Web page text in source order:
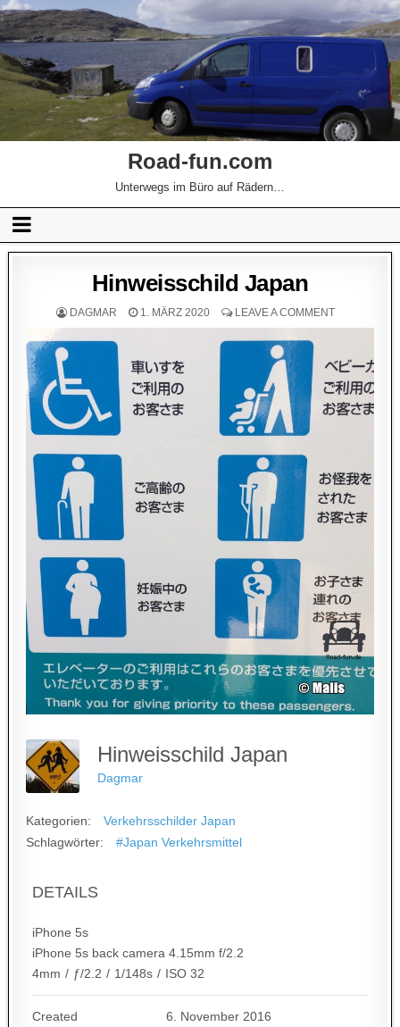
Road-fun.com
Unterwegs im Büro auf Rädern…
Hinweisschild Japan
DAGMAR 1. MÄRZ 2020 LEAVE A COMMENT
Hinweisschild Japan
Dagmar
Kategorien:
Verkehrsschilder Japan
Schlagwörter:
#Japan Verkehrsmittel
DETAILS
iPhone 5s
iPhone 5s back camera 4.15mm f/2.2
4mm / ƒ/2.2 / 1/148s / ISO 32
Created
6. November 2016